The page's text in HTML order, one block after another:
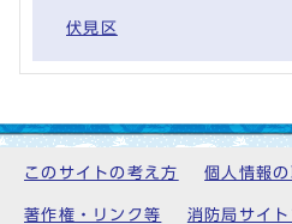
伏見区
このサイトの考え方 個人情報の
著作権・リンク等 消防局サイ